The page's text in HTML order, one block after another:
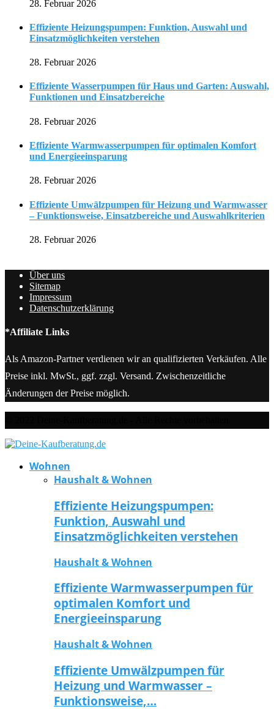
28. Februar 2026
Effiziente Heizungspumpen: Funktion, Auswahl und
Einsatzmöglichkeiten verstehen
28. Februar 2026
Effiziente Wasserpumpen für Haus und Garten: Auswahl,
Funktionen und Einsatzbereiche
28. Februar 2026
Effiziente Warmwasserpumpen für optimalen Komfort
und Energieeinsparung
28. Februar 2026
Effiziente Umwälzpumpen für Heizung und Warmwasser
– Funktionsweise, Einsatzbereiche und Auswahlkriterien
28. Februar 2026
Über uns
Sitemap
Impressum
Datenschutzerklärung
*Affiliate Links
Als Amazon-Partner verdienen wir an qualifizierten Verkäufen. Alle
Preise inkl. MwSt., ggf. zzgl. Versand. Zwischenzeitliche
Änderungen der Preise möglich.
Wohnen
Haushalt & Wohnen
Effiziente Heizungspumpen:
Funktion, Auswahl und
Einsatzmöglichkeiten verstehen
Haushalt & Wohnen
Effiziente Warmwasserpumpen für
optimalen Komfort und
Energieeinsparung
Haushalt & Wohnen
Effiziente Umwälzpumpen für
Heizung und Warmwasser –
Funktionsweise,…